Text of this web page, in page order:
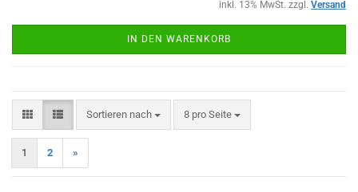
inkl. 13% MwSt. zzgl. Versand
IN DEN WARENKORB
Sortieren nach
Sortieren nach 8 pro Seite
pro Seite
1 2 »